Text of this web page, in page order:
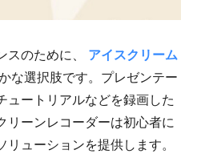
スのために、 アイスクリーム
な選択肢です。プレゼンテー
ュートリアルなどを録画した
リーンレコーダーは初心者に
リューションを提供します。